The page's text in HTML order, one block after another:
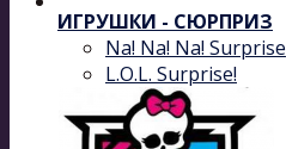
ИГРУШКИ - СЮРПРИЗ
Na! Na! Na! Surprise
L.O.L. Surprise!